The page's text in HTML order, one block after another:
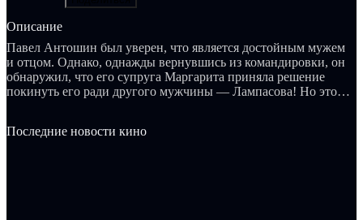
Описание
Павел Антошин был уверен, что является достойным мужем
и отцом. Однако, однажды вернувшись из командировки, он
обнаружил, что его супруга Маргарита приняла решение
покинуть его ради другого мужчины — Лампасова! Но это
бурю эмоций, и он немедленно выгнал обеих женщин из
Последние новости кино